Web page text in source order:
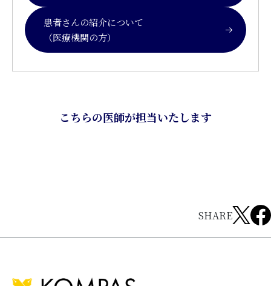
患者さんの紹介について
（医療機関の方）
こちらの医師が担当いたします
SHARE